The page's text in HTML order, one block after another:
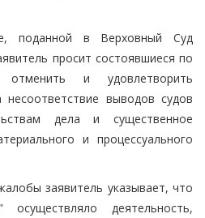
поданной в Верховный Суд
просит состоявшиеся по
и удовлетворить
несоответствие выводов судов
дела и существенное
и процессуального
заявитель указывает, что
деятельность,